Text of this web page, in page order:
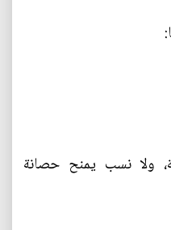
ولا نسب يمنح حصانة